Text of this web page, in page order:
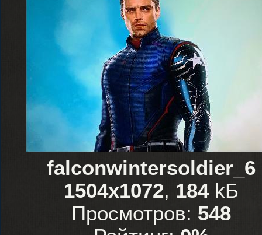
falconwintersoldier_6
1504x1072, 184kБ
Просмотров: 548